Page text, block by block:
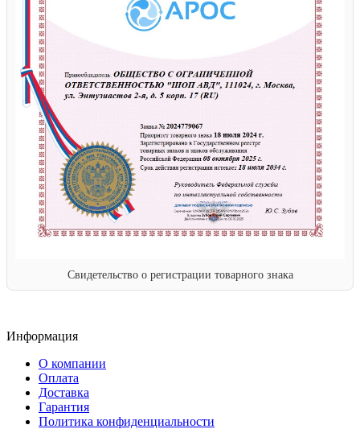
Свидетельство о регистрации товарного знака
Информация
О компании
Оплата
Доставка
Гарантия
Политика конфиденциальности